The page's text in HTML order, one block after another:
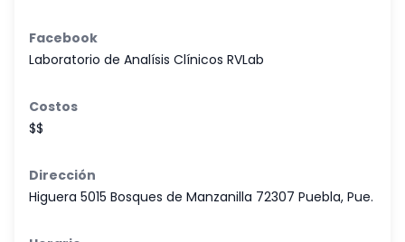
Facebook
Laboratorio de Analísis Clínicos RVLab
Costos
$$
Dirección
Higuera 5015 Bosques de Manzanilla 72307 Puebla, Pue.